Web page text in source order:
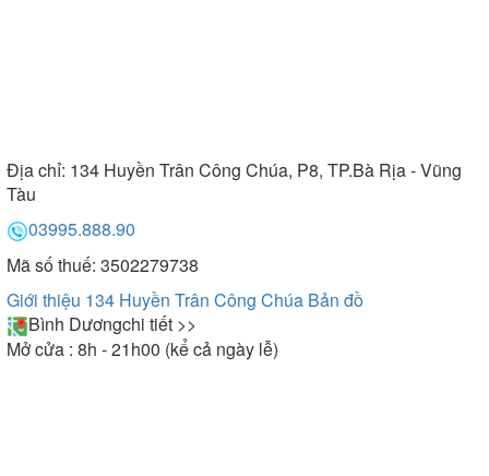
Địa chỉ: 134 Huyền Trân Công Chúa, P8, TP.Bà Rịa - Vũng
Tàu
03995.888.90
Mã số thuế: 3502279738
Giới thiệu 134 Huyền Trân Công Chúa Bản đồ
Bình Dươngchi tiết >>
Mở cửa : 8h - 21h00 (kể cả ngày lễ)